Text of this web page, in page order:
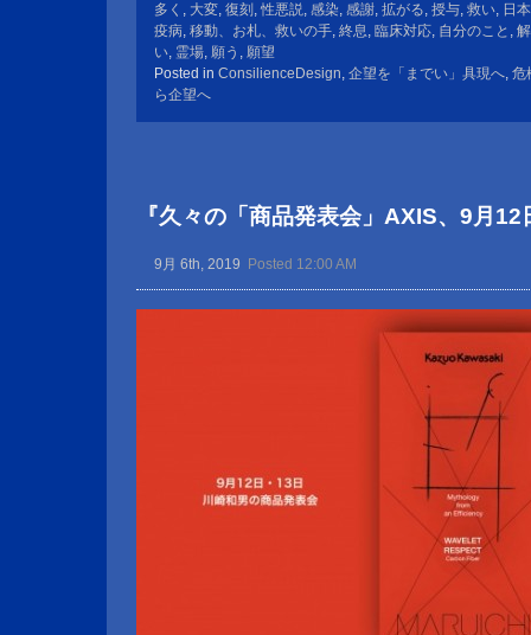
多く , 大変, 復刻 ,性悪説, 感染, 感謝, 拡がる, 授与, 救い, 日
疫病, 移動、お札、救いの手, 終息, 臨床対応, 自分のこと ,
い, 霊場, 願う , 願望
Posted in ConsilienceDesign, 企望を「までい」具現へ, 危
ら企望へ
『久々の「商品発表会」AXIS、9月
9月 6th, 2019 Posted 12:00 AM